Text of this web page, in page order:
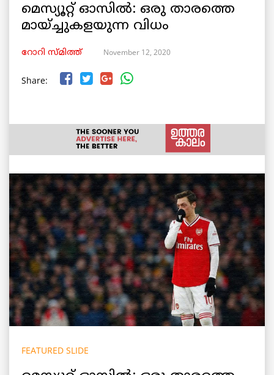
മെസ്യൂറ്റ് ഓസില്‍: ഒരു താരത്തെ
മായ്ച്ചുകളയുന്ന വിധം
റോറി സ്മിത്ത് November 12, 2020
Share:
FEATURED SLIDE